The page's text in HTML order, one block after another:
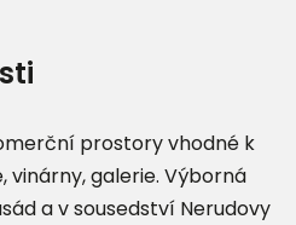
prostory vhodné k
galerie. Výborná
a v sousedství Nerudovy